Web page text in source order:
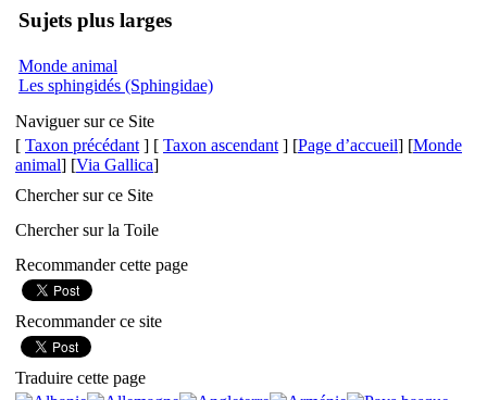
Sujets plus larges
Monde animal
Les sphingidés (Sphingidae)
Naviguer sur ce Site
[ Taxon précédant ] [ Taxon ascendant ] [Page d’accueil] [Monde
animal] [Via Gallica]
Chercher sur ce Site
Chercher sur la Toile
Recommander cette page
Recommander ce site
Traduire cette page